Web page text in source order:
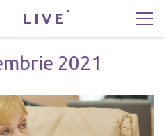
LIVE
2021